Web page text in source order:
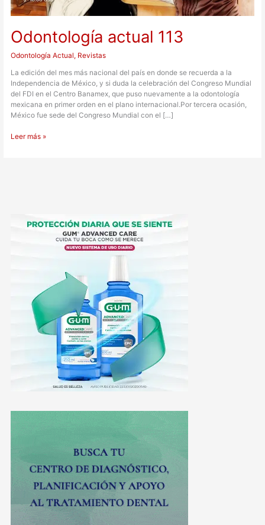
Odontología actual 113
Odontología Actual, Revistas
La edición del mes más nacional del país en donde se recuerda a la
Independencia de México, y si duda la celebración del Congreso Mundial
del FDI en el Centro Banamex, que puso nuevamente a la odontología
mexicana en primer orden en el plano internacional.Por tercera ocasión,
México fue sede del Congreso Mundial con el […]
Leer más »